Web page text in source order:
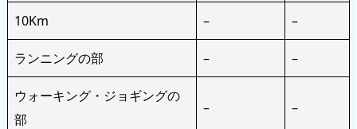
10Km – –
ランニングの部 – –
ウォーキング・ジョギングの
部
– –